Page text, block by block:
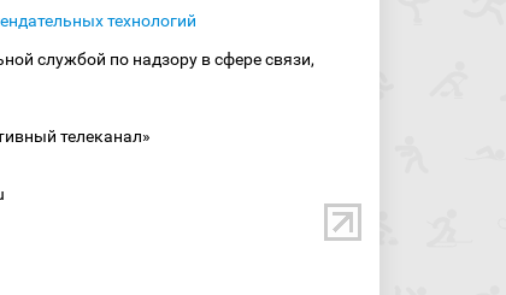
технологий
службой по надзору в сфере связи,
телеканал»